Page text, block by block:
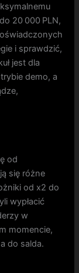
20 000 PLN,
i sprawdzić,
jest dla
demo, a
od
się różne
od x2 do
wypłacić
w
momencie,
do salda.